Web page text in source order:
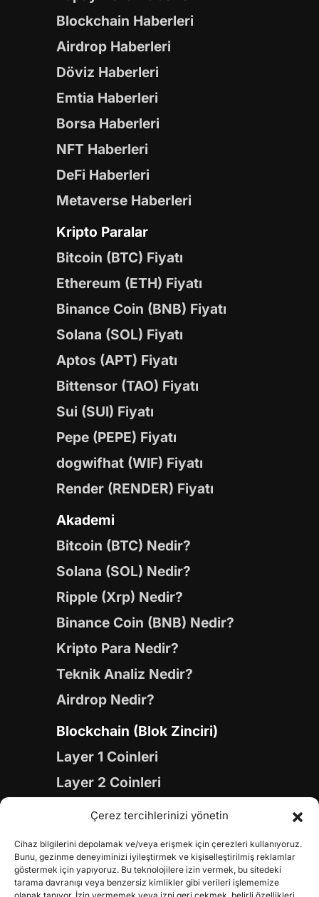
Çerez tercihlerinizi yönetin
Cihaz bilgilerini depolamak ve/veya erişmek için çerezleri kullanıyoruz.
Bunu, gezinme deneyiminizi iyileştirmek ve kişiselleştirilmiş reklamlar
göstermek için yapıyoruz. Bu teknolojilere izin vermek, bu sitedeki
tarama davranışı veya benzersiz kimlikler gibi verileri işlememize
Blockchain Haberleri
Airdrop Haberleri
Döviz Haberleri
Emtia Haberleri
Borsa Haberleri
NFT Haberleri
DeFi Haberleri
Metaverse Haberleri
Kripto Paralar
Bitcoin (BTC) Fiyatı
Ethereum (ETH) Fiyatı
Binance Coin (BNB) Fiyatı
Solana (SOL) Fiyatı
Aptos (APT) Fiyatı
Bittensor (TAO) Fiyatı
Sui (SUI) Fiyatı
Pepe (PEPE) Fiyatı
dogwifhat (WIF) Fiyatı
Render (RENDER) Fiyatı
Akademi
Bitcoin (BTC) Nedir?
Solana (SOL) Nedir?
Ripple (Xrp) Nedir?
Binance Coin (BNB) Nedir?
Kripto Para Nedir?
Teknik Analiz Nedir?
Airdrop Nedir?
Blockchain (Blok Zinciri)
Layer 1 Coinleri
Layer 2 Coinleri
Yapay Zeka (AI) Coinleri
Gaming Coinleri
RWA Coinleri